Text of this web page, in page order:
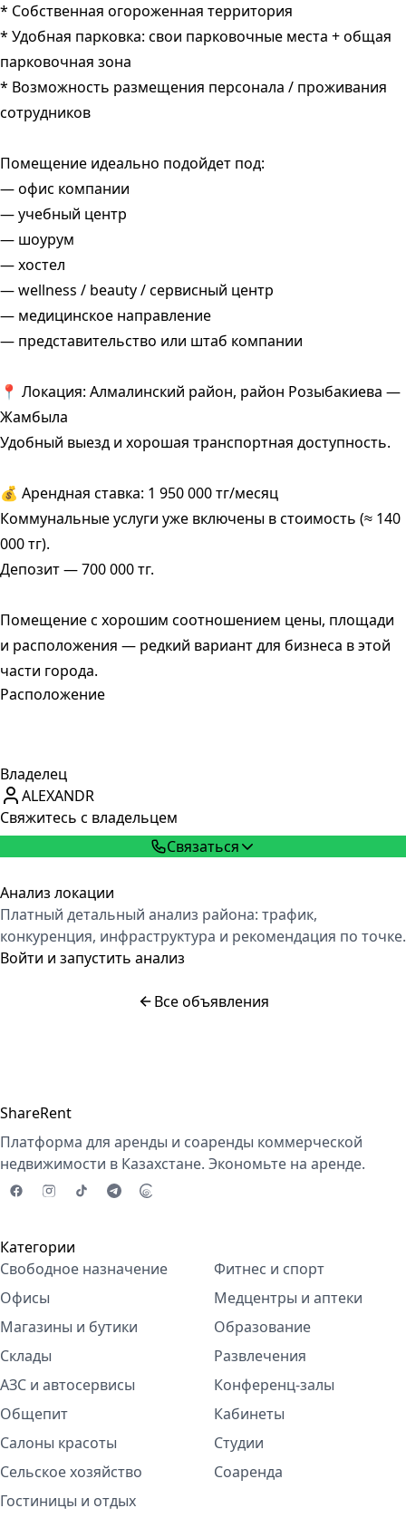
* Собственная огороженная территория
* Удобная парковка: свои парковочные места + общая
парковочная зона
* Возможность размещения персонала / проживания
сотрудников
Помещение идеально подойдет под:
— офис компании
— учебный центр
— шоурум
— хостел
— wellness / beauty / сервисный центр
— медицинское направление
— представительство или штаб компании
📍 Локация: Алмалинский район, район Розыбакиева —
Жамбыла
Удобный выезд и хорошая транспортная доступность.
💰 Арендная ставка: 1 950 000 тг/месяц
Коммунальные услуги уже включены в стоимость (≈ 140
000 тг).
Депозит — 700 000 тг.
Помещение с хорошим соотношением цены, площади
и расположения — редкий вариант для бизнеса в этой
части города.
Расположение
Владелец
ALEXANDR
Свяжитесь с владельцем
Связаться
Анализ локации
Платный детальный анализ района: трафик,
конкуренция, инфраструктура и рекомендация по точке.
Войти и запустить анализ
Все объявления
ShareRent
Платформа для аренды и соаренды коммерческой
недвижимости в Казахстане. Экономьте на аренде.
Категории
Свободное назначение
Офисы
Магазины и бутики
Склады
АЗС и автосервисы
Общепит
Салоны красоты
Сельское хозяйство
Гостиницы и отдых
Фитнес и спорт
Медцентры и аптеки
Образование
Развлечения
Конференц-залы
Кабинеты
Студии
Соаренда